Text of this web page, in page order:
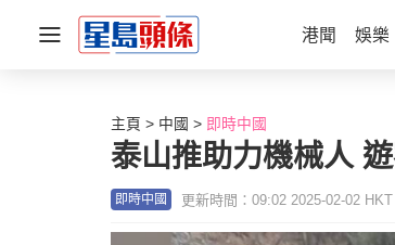
港聞 娛樂
主頁 中國 即時中國
泰山推助力機械人
即時中國 更新時間：09:02 2025-02-02 HKT